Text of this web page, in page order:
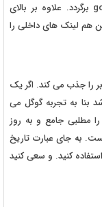
شود کاربر کمتر تمایل داشته باشد به صفحه google برگردد. علاوه بر بالای
هم لینک های داخلی را
را جذب می کند. اگر یک
بنا به تجربه گوگل می
را مطلبی جامع و به روز
به جای عبارت تاریخ
کنید. و سعی کنید